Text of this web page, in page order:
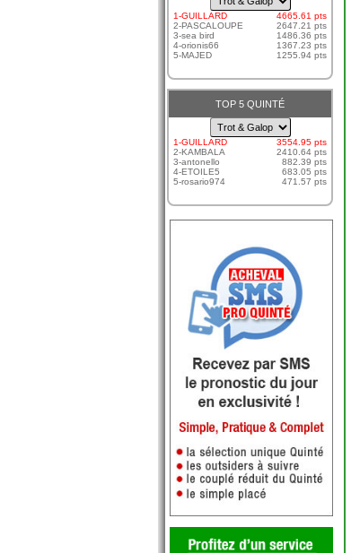
TROT ET RÉGULARITÉ
LES COUPS SURS
LE COUP DE POKER
SMS SIMPLE JACKPOT
1-GUILLARD
4665.61 pts
2-PASCALOUPE
2647.21 pts
3-sea bird
1486.36 pts
4-orionis66
1367.23 pts
5-MAJED
1255.94 pts
TOP 5 QUINTÉ
1-GUILLARD
3554.95 pts
2-KAMBALA
2410.64 pts
3-antonello
882.39 pts
4-ETOILE5
683.05 pts
5-rosario974
471.57 pts